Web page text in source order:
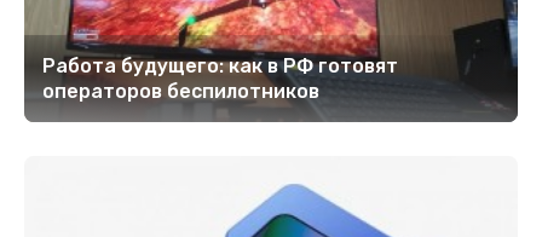
Работа будущего: как в РФ готовят
операторов беспилотников